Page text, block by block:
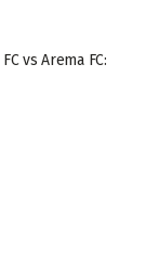
vs Arema FC: